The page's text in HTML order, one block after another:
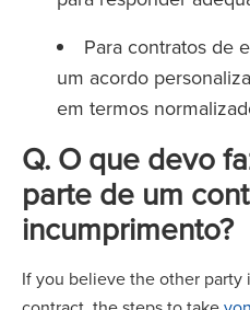
Para contratos de
um acordo
em termos
Q. O que devo
parte de um
incumprimento?
If you believe the other party